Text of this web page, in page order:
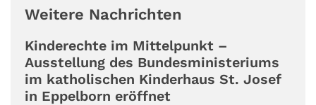
Weitere Nachrichten
Kinderechte im Mittelpunkt –
Ausstellung des Bundesministeriums
im katholischen Kinderhaus St. Josef
in Eppelborn eröffnet